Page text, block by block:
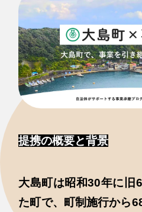
提携の概要と背景
大島町は昭和30年に旧
た町で、町制施行から